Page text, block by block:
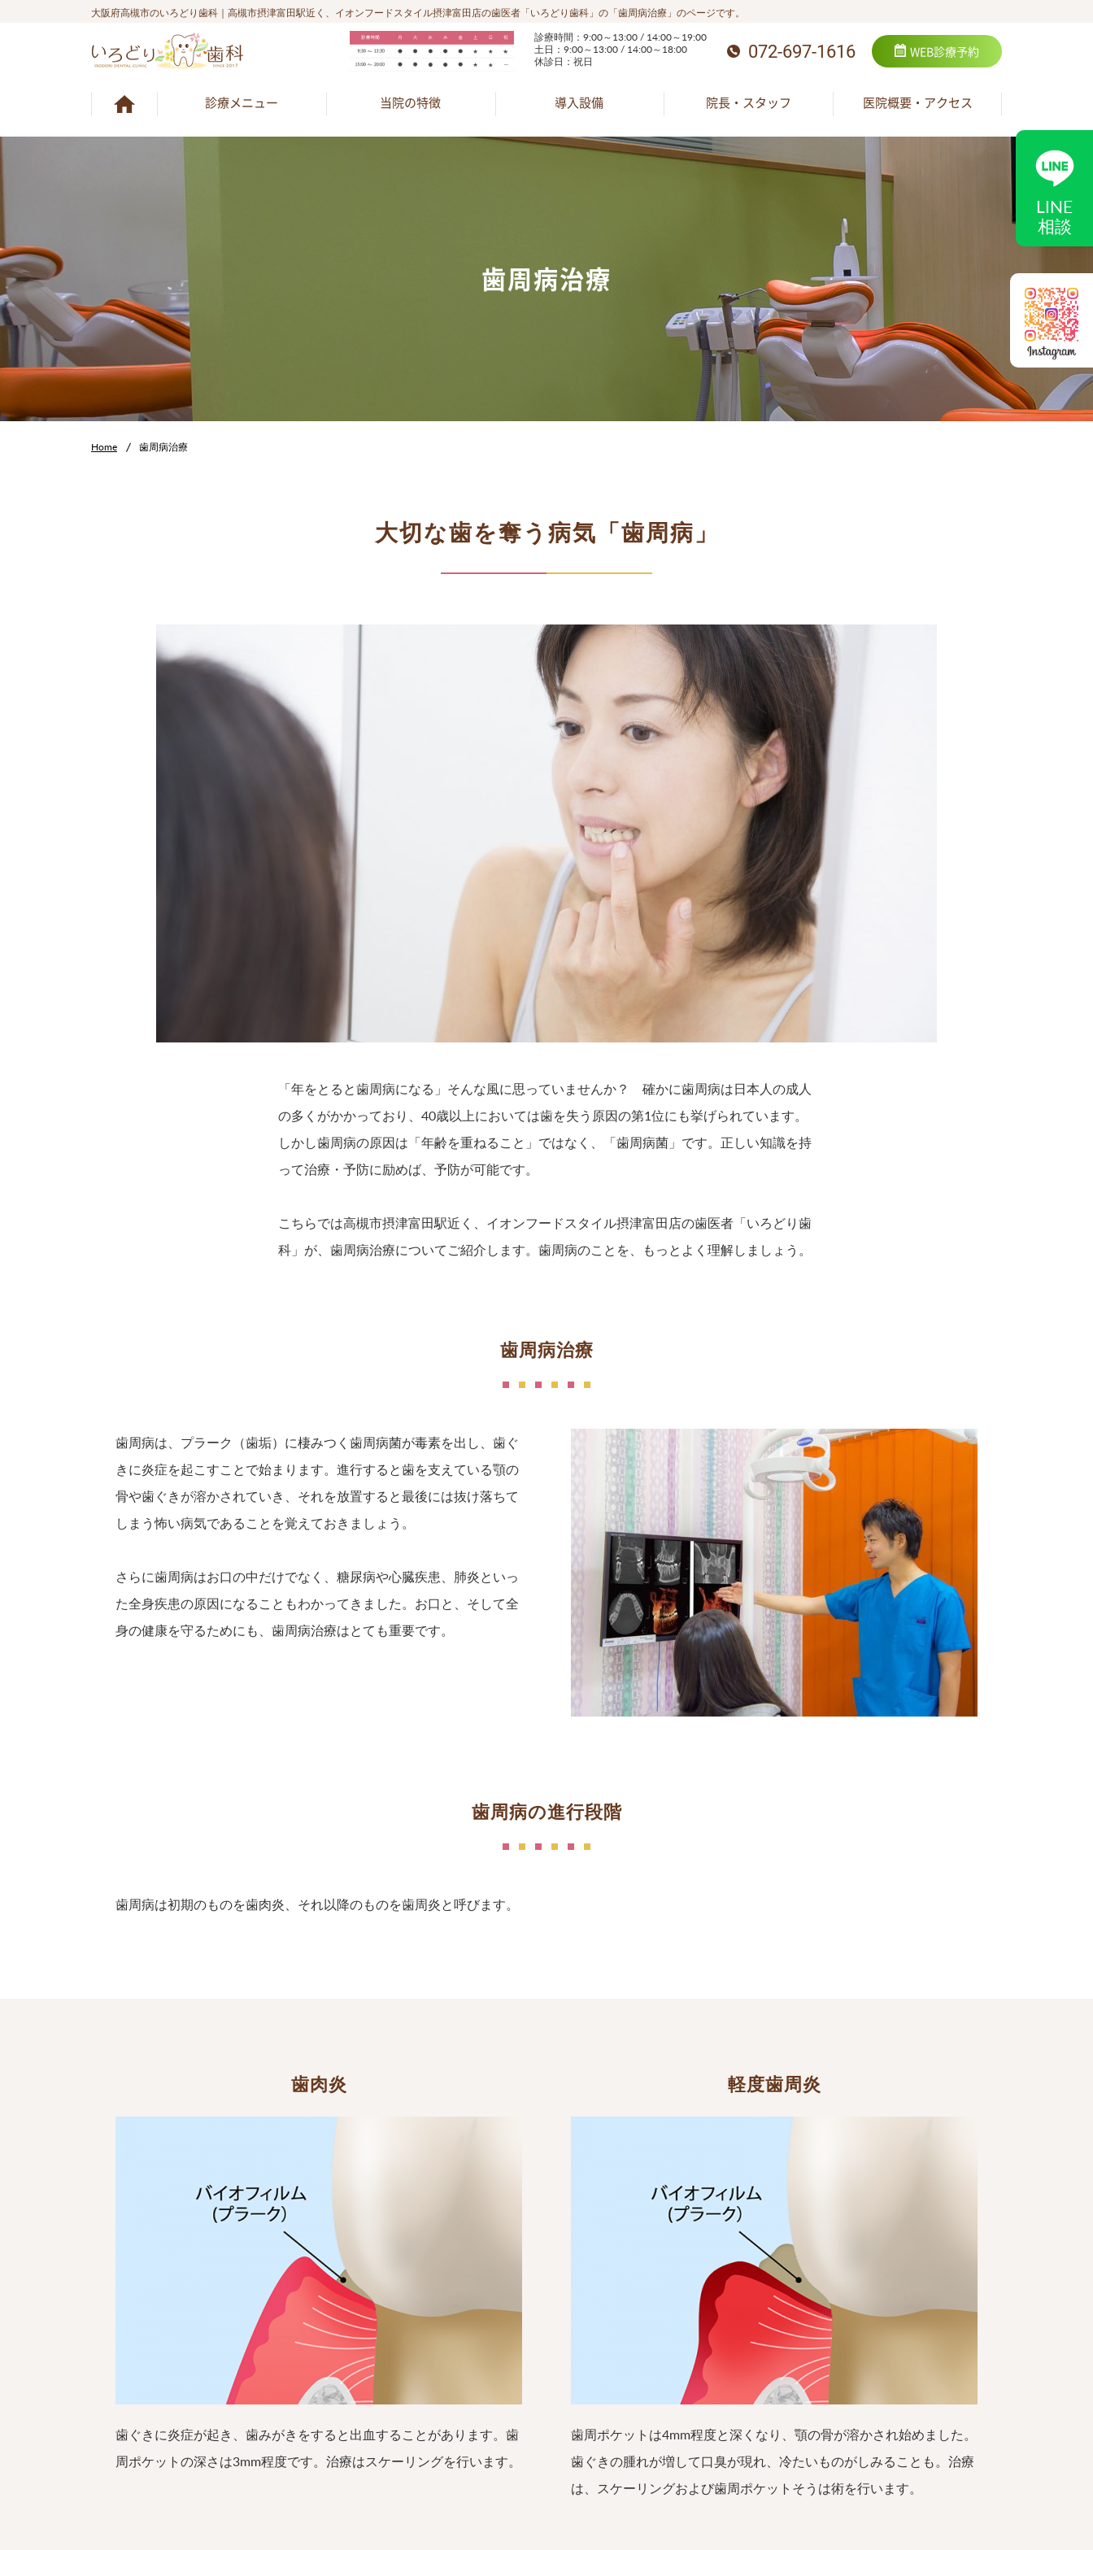
大阪府高槻市のいろどり歯科｜高槻市摂津富田駅近く、イオンフードスタイル摂津富田店の歯医者「いろどり歯科」の「歯周病治療」のページです。
診療時間：9:00～13:00 / 14:00～19:00
土日：9:00～13:00 / 14:00～18:00
休診日：祝日
072-697-1616 WEB診療予約
診療メニュー 当院の特徴 導入設備 院長・スタッフ 医院概要・アクセス
歯周病治療
Home 歯周病治療
大切な歯を奪う病気「歯周病」
「年をとると歯周病になる」そんな風に思っていませんか？ 確かに歯周病は日本人の成人
の多くがかかっており、40歳以上においては歯を失う原因の第1位にも挙げられています。
しかし歯周病の原因は「年齢を重ねること」ではなく、「歯周病菌」です。正しい知識を持
って治療・予防に励めば、予防が可能です。
こちらでは高槻市摂津富田駅近く、イオンフードスタイル摂津富田店の歯医者「いろどり歯
科」が、歯周病治療についてご紹介します。歯周病のことを、もっとよく理解しましょう。
歯周病治療
歯周病は、プラーク（歯垢）に棲みつく歯周病菌が毒素を出し、歯ぐ
きに炎症を起こすことで始まります。進行すると歯を支えている顎の
骨や歯ぐきが溶かされていき、それを放置すると最後には抜け落ちて
しまう怖い病気であることを覚えておきましょう。
さらに歯周病はお口の中だけでなく、糖尿病や心臓疾患、肺炎といっ
た全身疾患の原因になることもわかってきました。お口と、そして全
身の健康を守るためにも、歯周病治療はとても重要です。
歯周病の進行段階
歯周病は初期のものを歯肉炎、それ以降のものを歯周炎と呼びます。
歯肉炎
歯ぐきに炎症が起き、歯みがきをすると出血することがあります。歯
周ポケットの深さは3mm程度です。治療はスケーリングを行います。
軽度歯周炎
歯周ポケットは4mm程度と深くなり、顎の骨が溶かされ始めました。
歯ぐきの腫れが増して口臭が現れ、冷たいものがしみることも。治療
は、スケーリングおよび歯周ポケットそうは術を行います。
LINE
相談